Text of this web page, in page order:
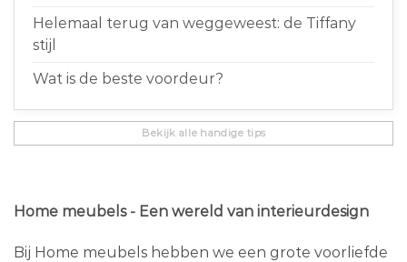
Helemaal terug van weggeweest: de Tiffany
stijl
Wat is de beste voordeur?
Bekijk alle handige tips
Home meubels - Een wereld van interieurdesign
Bij Home meubels hebben we een grote voorliefde